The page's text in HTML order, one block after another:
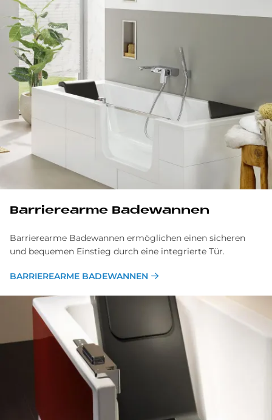
Bar­rie­re­ar­me Ba­de­wan­nen
Barrierearme Badewannen ermöglichen einen sicheren
und bequemen Einstieg durch eine integrierte Tür.
BARRIEREARME BADEWANNEN